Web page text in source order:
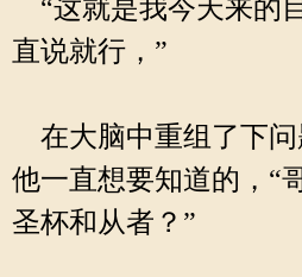
“这就是我今天来的
直说就行，”
在大脑中重组了下问
他一直想要知道的，“
圣杯和从者？”